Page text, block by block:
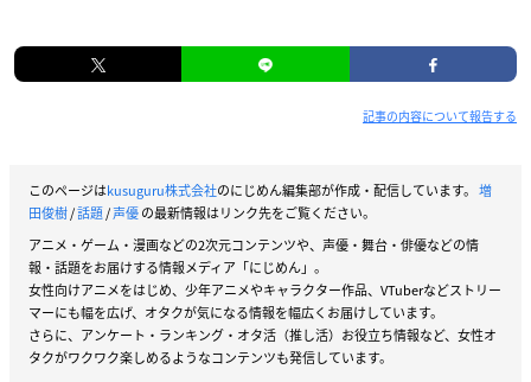
記事の内容について報告する
このページはkusuguru株式会社のにじめん編集部が作成・配信しています。 増
田俊樹/話題/声優の最新情報はリンク先をご覧ください。
アニメ・ゲーム・漫画などの2次元コンテンツや、声優・舞台・俳優などの情
報・話題をお届けする情報メディア「にじめん」。
女性向けアニメをはじめ、少年アニメやキャラクター作品、VTuberなどストリー
マーにも幅を広げ、オタクが気になる情報を幅広くお届けしています。
さらに、アンケート・ランキング・オタ活（推し活）お役立ち情報など、女性オ
タクがワクワク楽しめるようなコンテンツも発信しています。